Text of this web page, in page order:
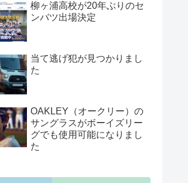
柳ヶ浦高校が20年ぶりのセ
ンバツ出場決定
当て逃げ犯が見つかりまし
た
OAKLEY（オークリー）の
サングラスがボーイズリー
グでも使用可能になりまし
た